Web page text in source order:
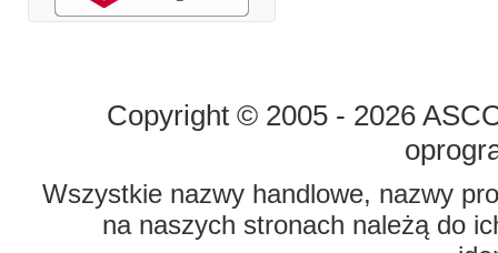
Copyright © 2005 - 2026
Wszystkie nazwy handlowe, nazwy
na naszych stronach należą do